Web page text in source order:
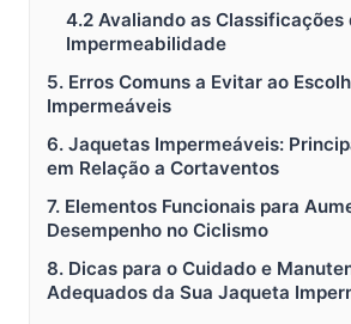
4.2 Avaliando as Classificações
Impermeabilidade
5. Erros Comuns a Evitar ao
Impermeáveis
6. Jaquetas Impermeáveis:
em Relação a Cortaventos
7. Elementos Funcionais para
Desempenho no Ciclismo
8. Dicas para o Cuidado e
Adequados da Sua Jaqueta